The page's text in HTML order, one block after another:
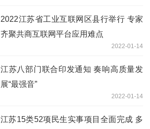
2022江苏省工业互联网区县行举行 专家
齐聚共商互联网平台应用难点
2022-01-14
江苏八部门联合印发通知 奏响高质量发
展“最强音”
2022-01-14
江苏15类52项民生实事项目全面完成 多